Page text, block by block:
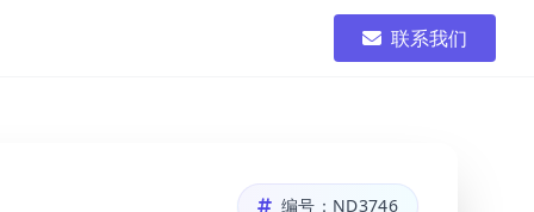
联系我们
编号：ND3746